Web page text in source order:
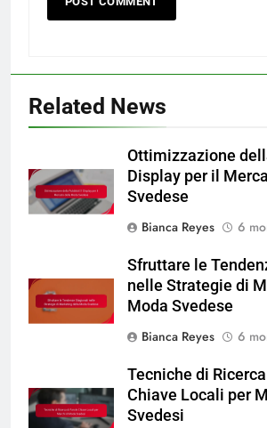
Related News
Ottimizzazione
Display per il
Svedese
Bianca Reyes
6
Sfruttare le
nelle Strategie di
Moda Svedese
Bianca Reyes
6
Tecniche di
Chiave Locali per
Svedesi